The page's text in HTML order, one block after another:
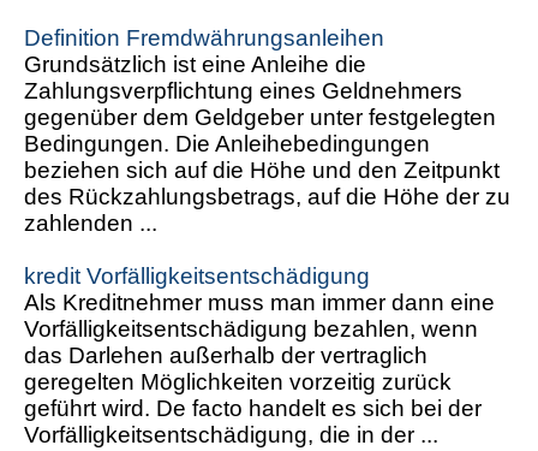
Definition Fremdwährungsanleihen
Grundsätzlich ist eine Anleihe die
Zahlungsverpflichtung eines Geldnehmers
gegenüber dem Geldgeber unter festgelegten
Bedingungen. Die Anleihebedingungen
beziehen sich auf die Höhe und den Zeitpunkt
des Rückzahlungsbetrags, auf die Höhe der zu
zahlenden ...
kredit Vorfälligkeitsentschädigung
Als Kreditnehmer muss man immer dann eine
Vorfälligkeitsentschädigung bezahlen, wenn
das Darlehen außerhalb der vertraglich
geregelten Möglichkeiten vorzeitig zurück
geführt wird. De facto handelt es sich bei der
Vorfälligkeitsentschädigung, die in der ...